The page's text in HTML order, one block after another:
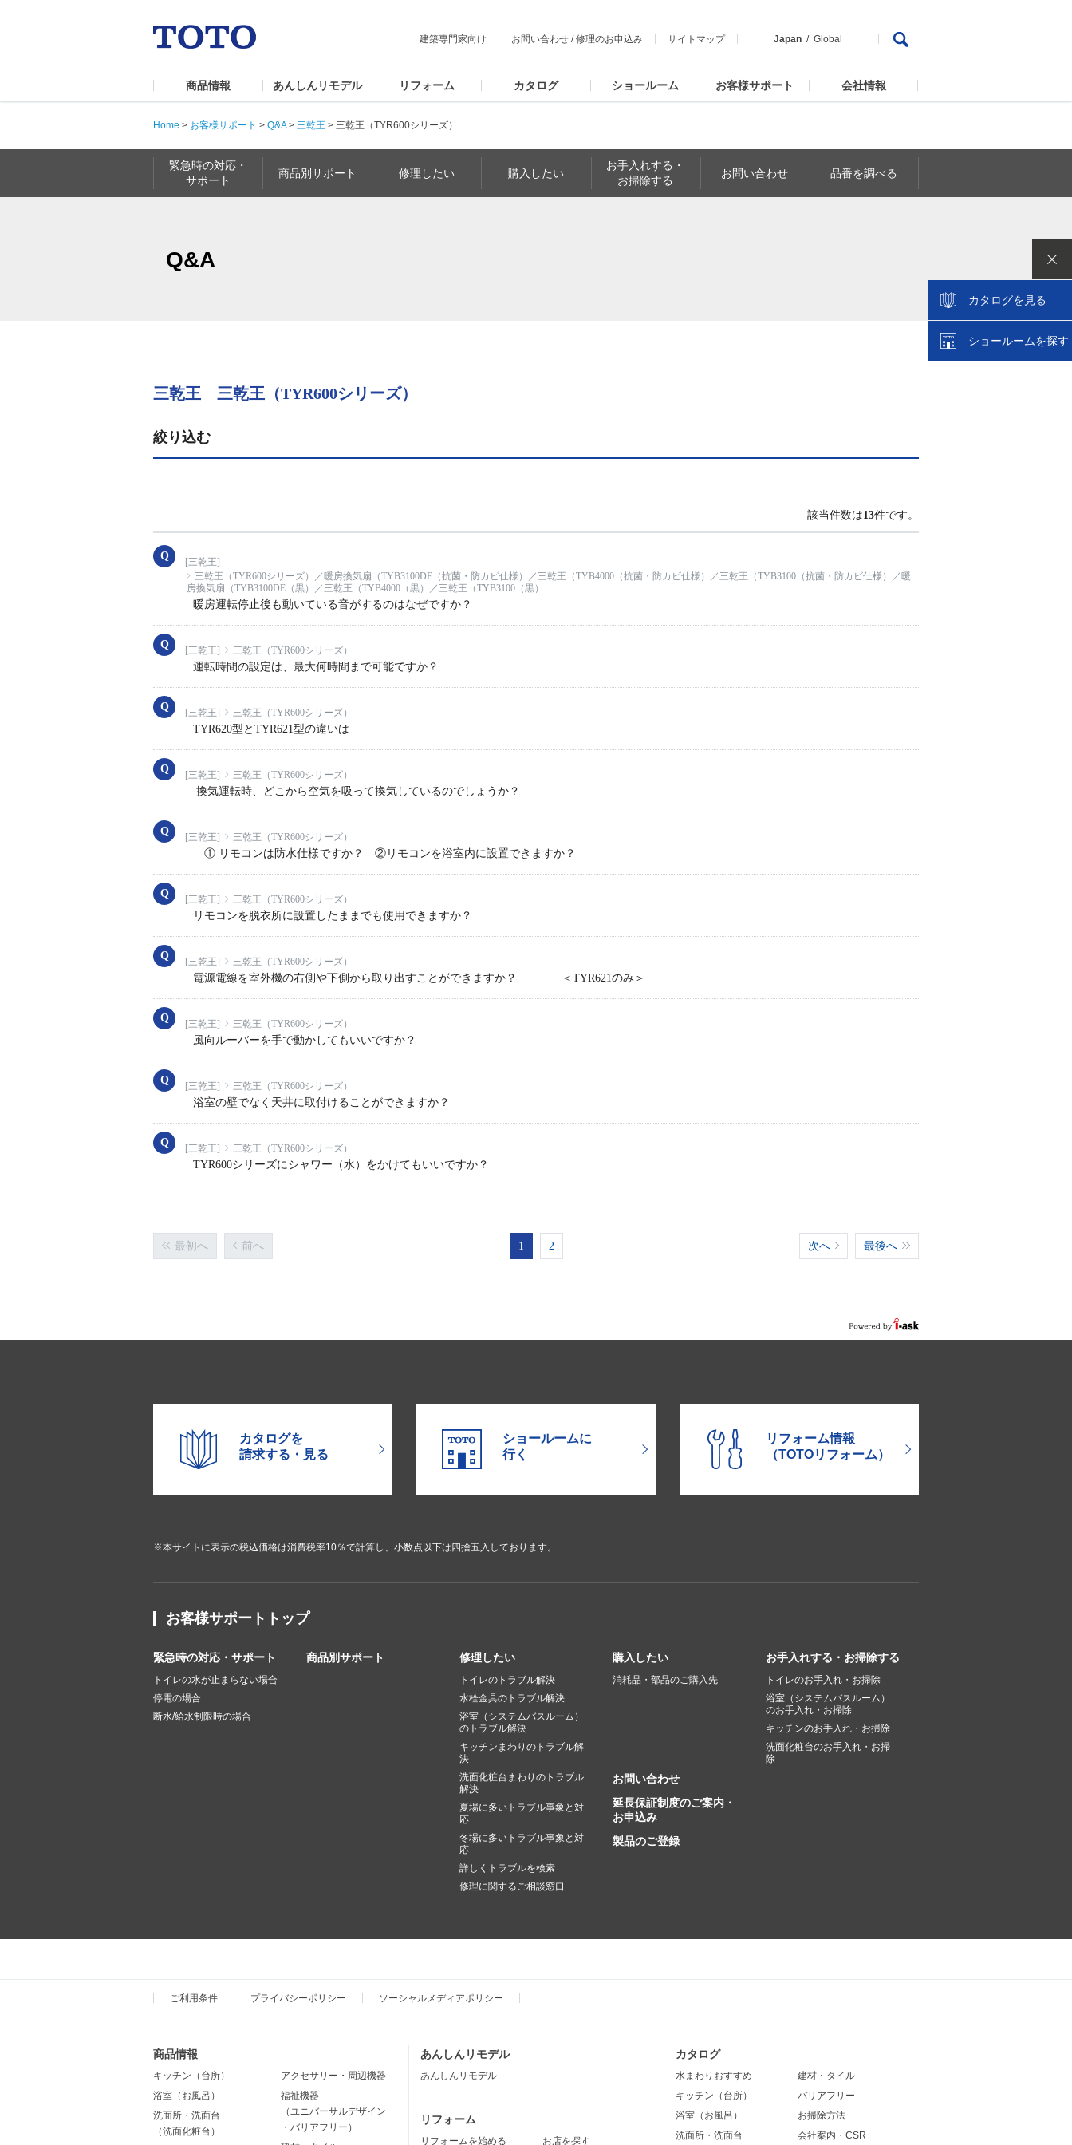
建築専門家向け お問い合わせ /修理のお申込み サイトマップ Japan Global
商品情報 あんしんリモデル リフォーム カタログ ショールーム お客様サポート 会社情報
Home > お客様サポート > Q&A> 三乾王 > 三乾王（TYR600シリーズ）
緊急時の対応・
サポート
商品別サポート 修理したい 購入したい
お手入れする・
お掃除する
お問い合わせ 品番を調べる
カタログを見る
ショールームを探す
Q&A
三乾王 三乾王（TYR600シリーズ）
絞り込む
該当件数は13件です。
[三乾王]
三乾王（TYR600シリーズ）／暖房換気扇（TYB3100DE（抗菌・防カビ仕様）／三乾王（TYB4000（抗菌・防カビ仕様）／三乾王（TYB3100（抗菌・防カビ仕様）／暖
房換気扇（TYB3100DE（黒）／三乾王（TYB4000（黒）／三乾王（TYB3100（黒）
暖房運転停止後も動いている音がするのはなぜですか？
[三乾王] 三乾王（TYR600シリーズ）
運転時間の設定は、最大何時間まで可能ですか？
[三乾王] 三乾王（TYR600シリーズ）
TYR620型とTYR621型の違いは
[三乾王] 三乾王（TYR600シリーズ）
換気運転時、どこから空気を吸って換気しているのでしょうか？
[三乾王] 三乾王（TYR600シリーズ）
① リモコンは防水仕様ですか？ ②リモコンを浴室内に設置できますか？
[三乾王] 三乾王（TYR600シリーズ）
リモコンを脱衣所に設置したままでも使用できますか？
[三乾王] 三乾王（TYR600シリーズ）
電源電線を室外機の右側や下側から取り出すことができますか？ ＜TYR621のみ＞
[三乾王] 三乾王（TYR600シリーズ）
風向ルーバーを手で動かしてもいいですか？
[三乾王] 三乾王（TYR600シリーズ）
浴室の壁でなく天井に取付けることができますか？
[三乾王] 三乾王（TYR600シリーズ）
TYR600シリーズにシャワー（水）をかけてもいいですか？
最初へ 前へ 1 2 次へ 最後へ
カタログを
請求する・見る
ショールームに
行く
リフォーム情報
（TOTOリフォーム）
※本サイトに表示の税込価格は消費税率10％で計算し、小数点以下は四捨五入しております。
お客様サポートトップ
緊急時の対応・サポート
トイレの水が止まらない場合
停電の場合
断水/給水制限時の場合
商品別サポート 修理したい
トイレのトラブル解決
水栓金具のトラブル解決
浴室（システムバスルーム）
のトラブル解決
キッチンまわりのトラブル解
決
洗面化粧台まわりのトラブル
解決
夏場に多いトラブル事象と対
応
冬場に多いトラブル事象と対
応
詳しくトラブルを検索
修理に関するご相談窓口
購入したい
消耗品・部品のご購入先
お手入れする・お掃除する
トイレのお手入れ・お掃除
浴室（システムバスルーム）
のお手入れ・お掃除
キッチンのお手入れ・お掃除
洗面化粧台のお手入れ・お掃
除
お問い合わせ
延長保証制度のご案内・
お申込み
製品のご登録
ご利用条件 プライバシーポリシー ソーシャルメディアポリシー
商品情報
キッチン（台所）
浴室（お風呂）
洗面所・洗面台
（洗面化粧台）
アクセサリー・周辺機器
福祉機器
（ユニバーサルデザイン
・バリアフリー）
あんしんリモデル
あんしんリモデル
リフォーム
リフォームを始める お店を探す
カタログ
水まわりおすすめ
キッチン（台所）
浴室（お風呂）
洗面所・洗面台
建材・タイル
バリアフリー
お掃除方法
会社案内・CSR